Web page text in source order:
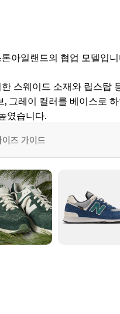
아일랜드의 협업 모델입
스웨이드 소재와 립스탑
그레이 컬러를 베이스로
였습니다.
이즈 가이드